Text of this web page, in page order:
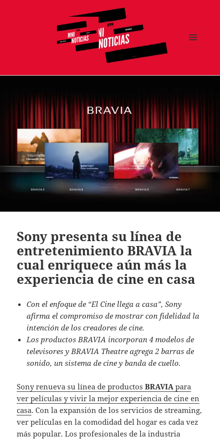
Sony presenta su línea de
entretenimiento BRAVIA la
cual enriquece aún más la
experiencia de cine en casa
Con el enfoque de “El Cine llega a casa”, Sony
afirma el compromiso de mostrar con fidelidad la
intención de los creadores de cine.
Los productos BRAVIA incorporan 4 modelos de
televisores y BRAVIA Theatre agrega 2 barras de
sonido, un sistema de cine y banda de cuello.
Sony renueva su línea de productosBRAVIA para
ver películas y vivir la mejor experiencia de cine en
casa. Con la expansión de los servicios de streaming,
ver películas en la comodidad del hogar es cada vez
más popular. Los profesionales de la industria